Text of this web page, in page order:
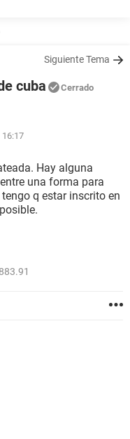
Siguiente Tema
cuba Cerrado
16:17
Hay alguna
una forma para
q estar inscrito en